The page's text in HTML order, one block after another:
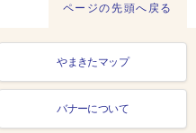
ページの先頭へ戻る
やまきたマップ
バナーについて